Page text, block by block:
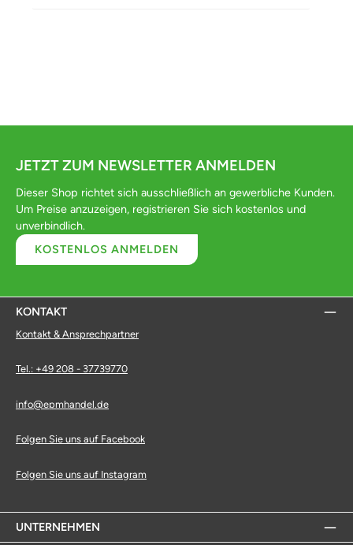
JETZT ZUM NEWSLETTER ANMELDEN
Dieser Shop richtet sich ausschließlich an gewerbliche Kunden.
Um Preise anzuzeigen, registrieren Sie sich kostenlos und
unverbindlich.
KOSTENLOS ANMELDEN
KONTAKT
Kontakt & Ansprechpartner
Tel.: +49 208 - 37739770
info@epmhandel.de
Folgen Sie uns auf Facebook
Folgen Sie uns auf Instagram
UNTERNEHMEN